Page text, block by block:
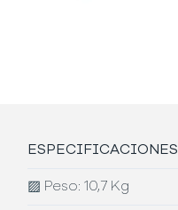
ESPECIFICACIONES
▨ Peso: 10,7 Kg